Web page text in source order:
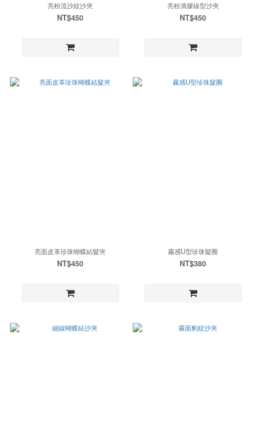
亮粉流沙紋沙夾
NT$450
亮粉滴膠線型沙夾
NT$450
亮面皮革珍珠蝴蝶結髮夾
NT$450
霧感U型珍珠髮圈
NT$380